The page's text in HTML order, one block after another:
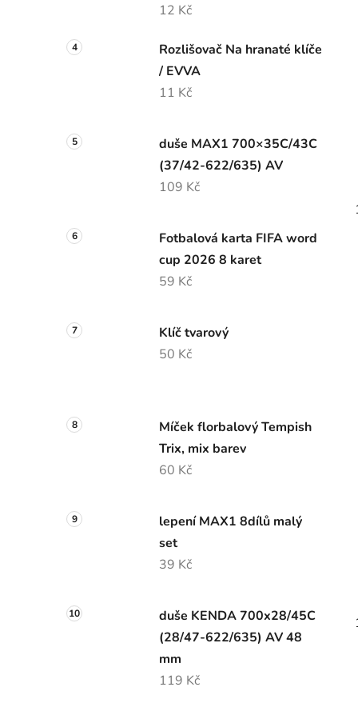
12 Kč
Rozlišovač Na hranaté klíče
/ EVVA
11 Kč
duše MAX1 700×35C/43C
(37/42-622/635) AV
109 Kč
Fotbalová karta FIFA word
cup 2026 8 karet
59 Kč
Klíč tvarový
50 Kč
Míček florbalový Tempish
Trix, mix barev
60 Kč
lepení MAX1 8dílů malý
set
39 Kč
duše KENDA 700x28/45C
(28/47-622/635) AV 48
mm
119 Kč